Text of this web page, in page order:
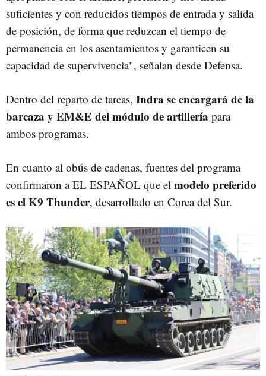
suficientes y con reducidos tiempos de entrada y salida
de posición, de forma que reduzcan el tiempo de
permanencia en los asentamientos y garanticen su
capacidad de supervivencia", señalan desde Defensa.
Dentro del reparto de tareas, Indra se encargará de la
barcaza y EM&E del módulo de artillería para
ambos programas.
En cuanto al obús de cadenas, fuentes del programa
confirmaron a EL ESPAÑOL que el modelo preferido
es el K9 Thunder, desarrollado en Corea del Sur.